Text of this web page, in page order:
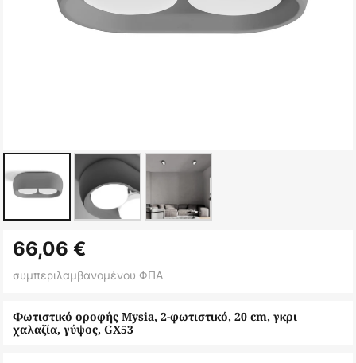
στην
αρχή
συλλογής
εικόνων
Φωτιστικό οροφής Mysia, 2-φωτιστικό, 20 cm, γκρι
χαλαζία, γύψος, GX53
66,06 €
συμπεριλαμβανομένου ΦΠΑ